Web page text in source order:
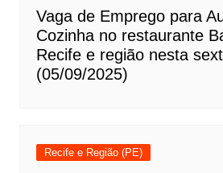
Vaga de Emprego para
Cozinha no restaurante
Recife e região nesta
(05/09/2025)
Recife e Região (PE)